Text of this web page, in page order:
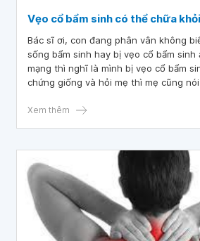
Vẹo cổ bẩm sinh có thể chữa
Bác sĩ ơi, con đang phân vân không
sống bẩm sinh hay bị vẹo cổ bẩm sinh
mạng thì nghĩ là mình bị vẹo cổ bẩm
chứng giống và hỏi mẹ thì mẹ cũng
thì bác sĩ nói bị vẹo cột sống.
Xem thêm